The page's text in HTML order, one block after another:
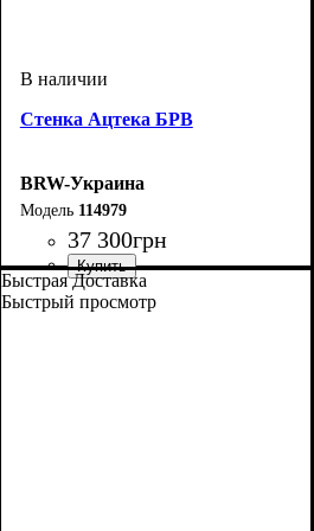
Стенка Ацтека БРВ
BRW-Украина
114979
37 300грн
Быстрая Доставка
Быстрый просмотр